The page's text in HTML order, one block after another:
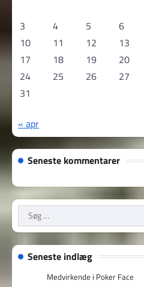
3
4 5 6
10
11 12 13
17
18 19 20
24
25 26 27
31
« apr
Seneste kommentarer
Søg
efter:
Seneste indlæg
Medvirkende i Poker Face